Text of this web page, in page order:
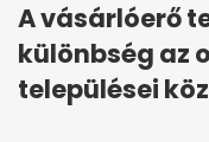
A vásárlóerő
különbség az
települései